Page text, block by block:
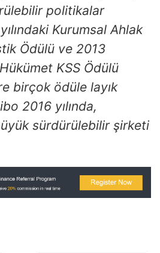
politikalar
Kurumsal Ahlak
Ödülü ve 2013
KSS Ödülü
birçok ödüle layık
2016 yılında,
sürdürülebilir şirketi